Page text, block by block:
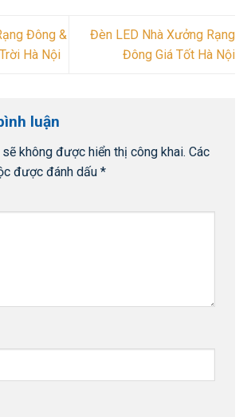
Đông &
Hà Nội
Đèn LED Nhà Xưởng Rạng
Đông Giá Tốt Hà Nội
luận
không được hiển thị công khai. Các
được đánh dấu *